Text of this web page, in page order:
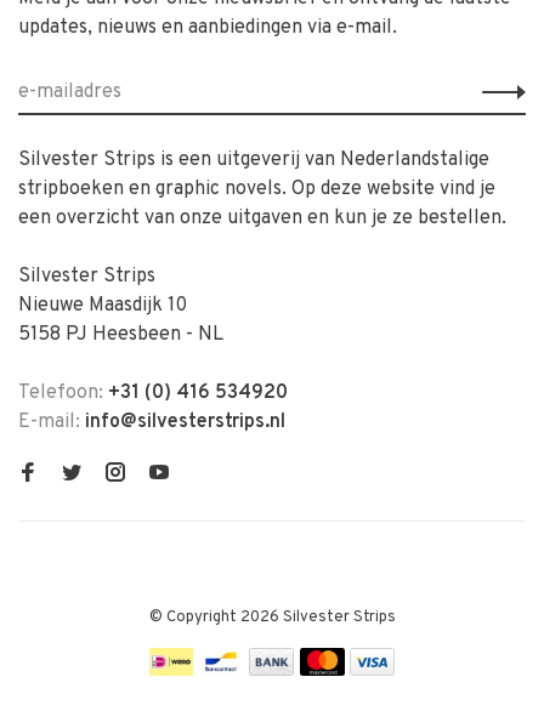
updates, nieuws en aanbiedingen via e-mail.
Silvester Strips is een uitgeverij van Nederlandstalige
stripboeken en graphic novels. Op deze website vind je
een overzicht van onze uitgaven en kun je ze bestellen.
Silvester Strips
Nieuwe Maasdijk 10
5158 PJ Heesbeen - NL
Telefoon: +31 (0) 416 534920
E-mail: info@silvesterstrips.nl
© Copyright 2026 Silvester Strips